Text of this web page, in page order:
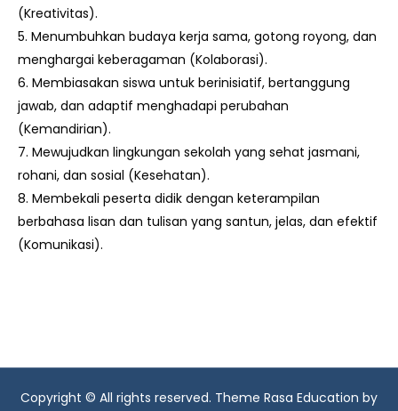
(Kreativitas).
5. Menumbuhkan budaya kerja sama, gotong royong, dan
menghargai keberagaman (Kolaborasi).
6. Membiasakan siswa untuk berinisiatif, bertanggung
jawab, dan adaptif menghadapi perubahan
(Kemandirian).
7. Mewujudkan lingkungan sekolah yang sehat jasmani,
rohani, dan sosial (Kesehatan).
8. Membekali peserta didik dengan keterampilan
berbahasa lisan dan tulisan yang santun, jelas, dan efektif
(Komunikasi).
Copyright © All rights reserved. Theme Rasa Education by